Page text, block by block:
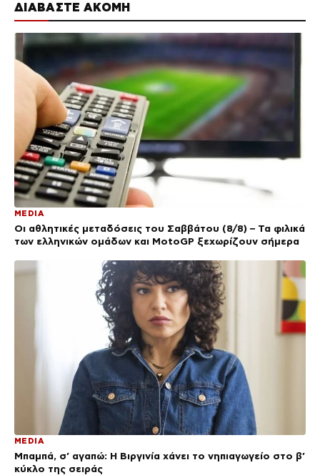
ΔΙΑΒΑΣΤΕ ΑΚΟΜΗ
MEDIA
Οι αθλητικές μεταδόσεις του Σαββάτου (8/8) – Τα φιλικά
των ελληνικών ομάδων και MotoGP ξεχωρίζουν σήμερα
MEDIA
Μπαμπά, σ’ αγαπώ: Η Βιργινία χάνει το νηπιαγωγείο στο β’
κύκλο της σειράς